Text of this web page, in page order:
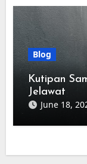
Blog
Kutipan
Jelawat
June 18,